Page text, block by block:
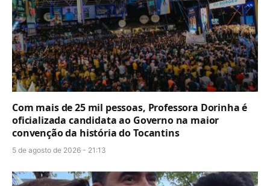
Com mais de 25 mil pessoas, Professora Dorinha é
oficializada candidata ao Governo na maior
convenção da história do Tocantins
5 de agosto de 2026 - 21:13